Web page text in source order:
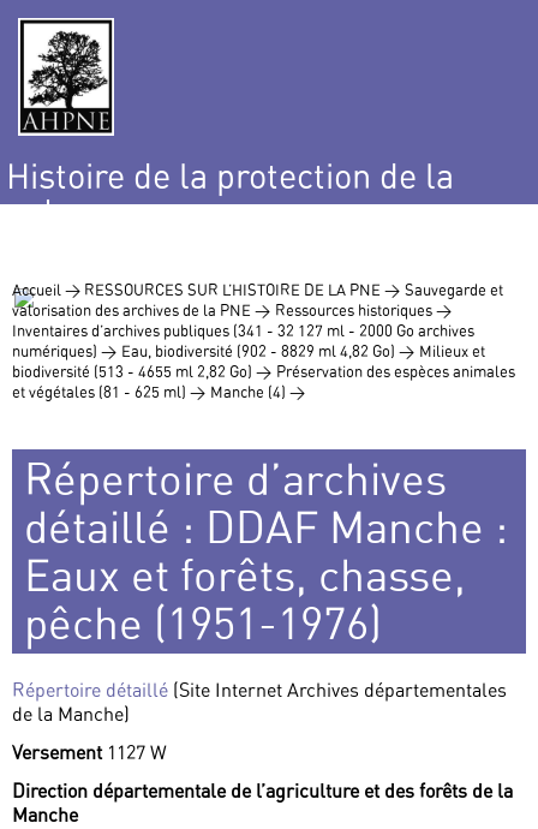
Histoire de la protection de la
nature
Accueil > RESSOURCES SUR L’HISTOIRE DE LA PNE > Sauvegarde et
valorisation des archives de la PNE > Ressources historiques >
Inventaires d’archives publiques (341 - 32 127 ml - 2000 Go archives
numériques) > Eau, biodiversité (902 - 8829 ml 4,82 Go) > Milieux et
biodiversité (513 - 4655 ml 2,82 Go) > Préservation des espèces animales
et végétales (81 - 625 ml) > Manche (4) >
Répertoire d’archives
détaillé : DDAF Manche :
Eaux et forêts, chasse,
pêche (1951-1976)
Répertoire détaillé (Site Internet Archives départementales
de la Manche)
Versement 1127 W
Direction départementale de l’agriculture et des forêts de la
Manche